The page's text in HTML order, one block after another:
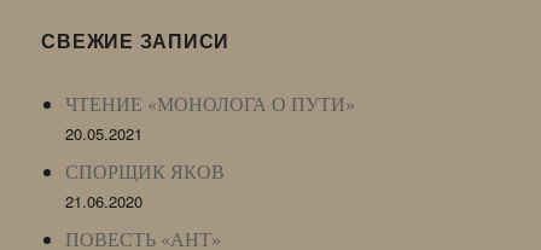
LJ
СВЕЖИЕ ЗАПИСИ
ЧТЕНИЕ «МОНОЛОГА О ПУТИ»
20.05.2021
СПОРЩИК ЯКОВ
21.06.2020
ПОВЕСТЬ «АНТ»